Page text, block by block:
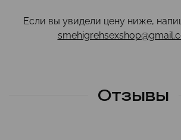
Если вы увидели цену ниже,
Отзывы